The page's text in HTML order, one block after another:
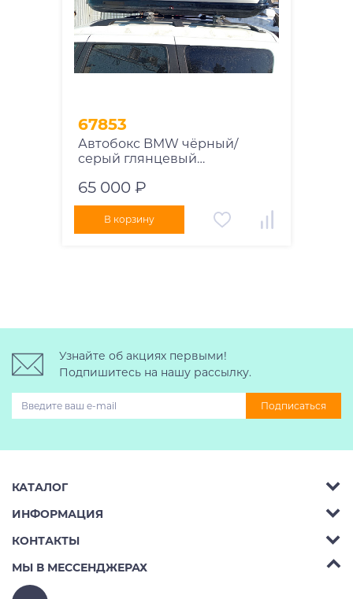
67853
Автобокс BMW чёрный/
серый глянцевый
65 000 ₽
В корзину
Узнайте об акциях первыми!
Подпишитесь на нашу рассылку.
Подписаться
КАТАЛОГ
Багажник на крышу авто
Автобоксы
Крепления велосипедов на авто
ИНФОРМАЦИЯ
Аренда
Ремонт
КОНТАКТЫ
Телефон: 8 (495) 2367486
Бесплатно РФ:
МЫ В МЕССЕНДЖЕРАХ